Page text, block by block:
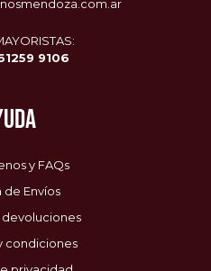
9106
y FAQs
de Envíos
condiciones